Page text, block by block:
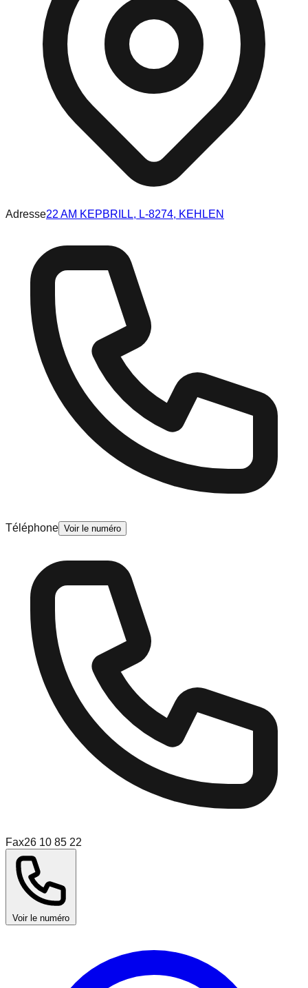
Adresse22 AM KEPBRILL, L-8274, KEHLEN
Téléphone Voir le numéro
Fax26 10 85 22
Voir le numéro